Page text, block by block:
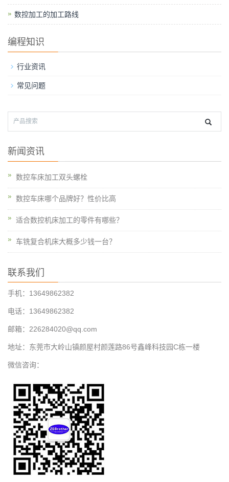
数控加工的加工路线
编程知识
行业资讯
常见问题
新闻资讯
数控车床加工双头螺栓
数控车床哪个品牌好？性价比高
适合数控机床加工的零件有哪些？
车铣复合机床大概多少钱一台？
联系我们
手机：13649862382
电话：13649862382
邮箱：226284020@qq.com
地址：东莞市大岭山镇颜屋村颜莲路86号鑫峰科技园C栋一楼
微信咨询：